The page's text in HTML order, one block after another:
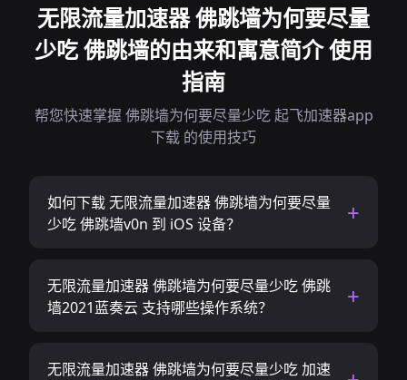
无限流量加速器 佛跳墙为何要尽量
少吃 佛跳墙的由来和寓意简介 使用
指南
帮您快速掌握 佛跳墙为何要尽量少吃 起飞加速器app
下载 的使用技巧
如何下载 无限流量加速器 佛跳墙为何要尽量
少吃 佛跳墙v0n 到 iOS 设备？
无限流量加速器 佛跳墙为何要尽量少吃 佛跳
墙2021蓝奏云 支持哪些操作系统？
无限流量加速器 佛跳墙为何要尽量少吃 加速